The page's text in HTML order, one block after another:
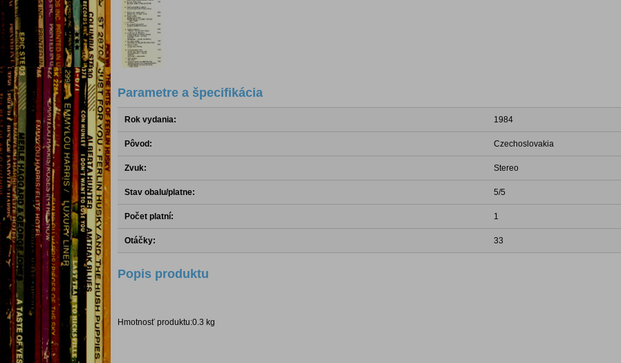
Parametre a špecifikácia
Rok vydania: 1984
Pôvod: Czechoslovakia
Zvuk: Stereo
Stav obalu/platne: 5/5
Počet platní: 1
Otáčky: 33
Popis produktu
Hmotnosť produktu:0.3 kg